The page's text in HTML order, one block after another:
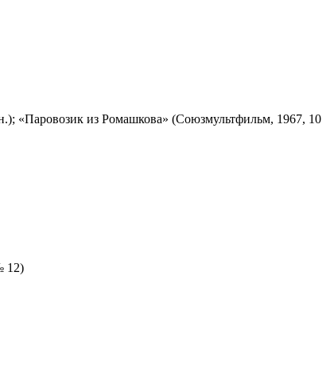
«Паровозик из Ромашкова» (Союзмультфильм, 1967, 10
12)